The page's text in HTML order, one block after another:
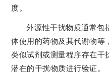
度。
外源性干扰物质通常包
体使用的药物及其代谢物等
类似试剂或测量程序存在干
潜在的干扰物质进行验证。